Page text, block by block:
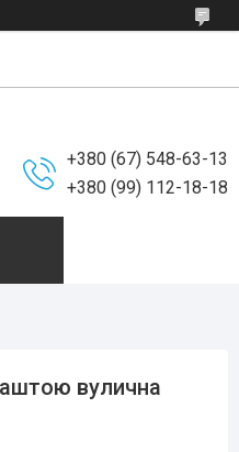
+380 (67) 548-63-13
+380 (99) 112-18-18
вулична